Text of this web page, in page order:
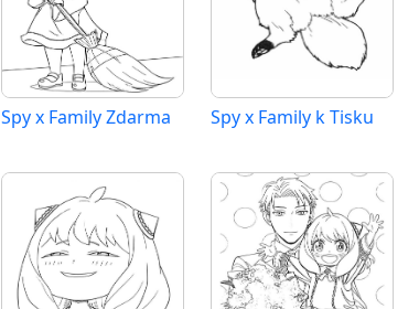
Spy x Family Zdarma Spy x Family k Tisku